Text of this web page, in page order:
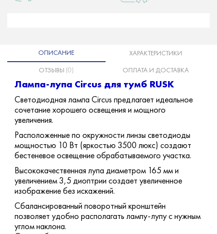
ОПИСАНИЕ ХАРАКТЕРИСТИКИ
ОТЗЫВЫ (0) ОПЛАТА И ДОСТАВКА
Лампа-лупа Circus для тумб RUSK
Светодиодная лампа Circus предлагает идеальное
сочетание хорошего освещения и мощного
увеличения.
Расположенные по окружности линзы светодиоды
мощностью 10 Вт (яркостью 3500 люкс) создают
бестеневое освещение обрабатываемого участка.
Высококачественная лупа диаметром 165 мм и
увеличением 3,5 диоптрии создает увеличенное
изображение без искажений.
Сбалансированный поворотный кронштейн
позволяет удобно располагать лампу-лупу с нужным
углом наклона.